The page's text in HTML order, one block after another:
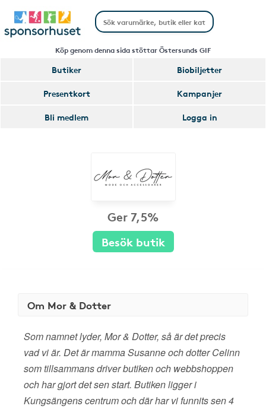
Köp genom denna sida stöttar Östersunds GIF
Butiker
Biobiljetter
Presentkort
Kampanjer
Bli medlem
Logga in
Ger 7,5%
Besök butik
Om Mor & Dotter
Som namnet lyder, Mor & Dotter, så är det precis
vad vi är. Det är mamma Susanne och dotter Celinn
som tillsammans driver butiken och webbshoppen
och har gjort det sen start. Butiken ligger i
Kungsängens centrum och där har vi funnits sen 4